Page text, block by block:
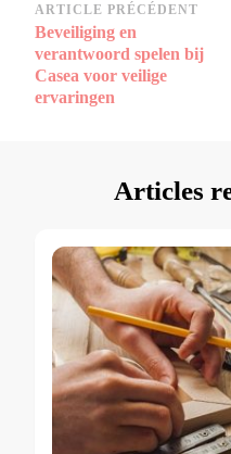
Navigation
d’article
ARTICLE PRÉCÉDENT
Beveiliging en
verantwoord spelen bij
Casea voor veilige
ervaringen
Articles